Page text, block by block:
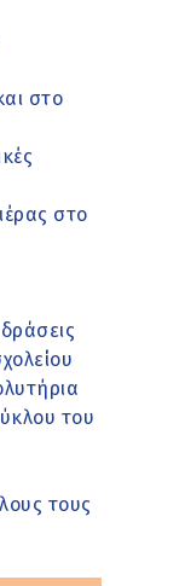
στο
στο
του
τους